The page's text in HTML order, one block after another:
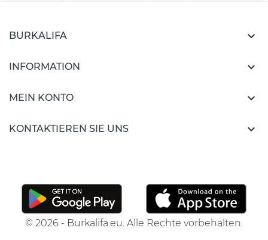
BURKALIFA 
INFORMATION 
MEIN KONTO 
KONTAKTIEREN SIE UNS 
© 2026 - Burkalifa.eu. Alle Rechte vorbehalten.